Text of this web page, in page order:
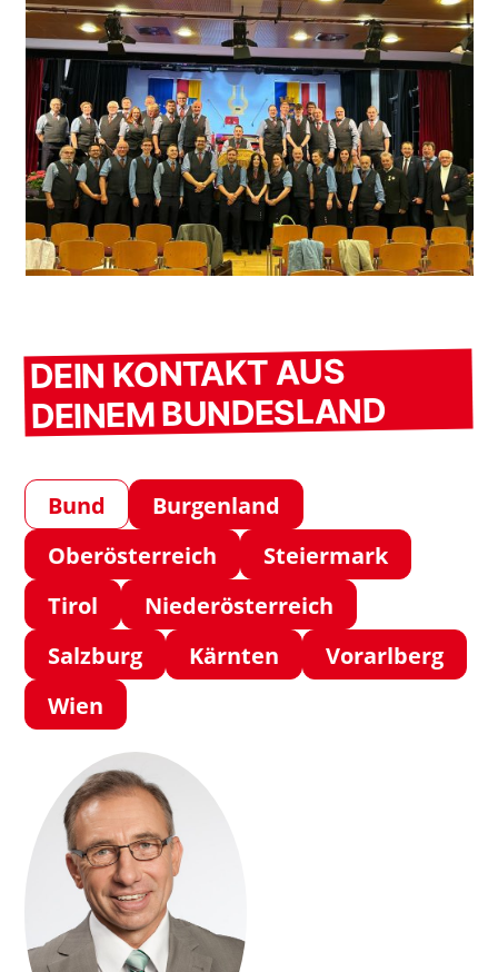
DEIN KONTAKT AUS
DEINEM BUNDESLAND
Bund
Burgenland
Oberösterreich
Steiermark
Tirol
Niederösterreich
Salzburg
Kärnten
Vorarlberg
Wien